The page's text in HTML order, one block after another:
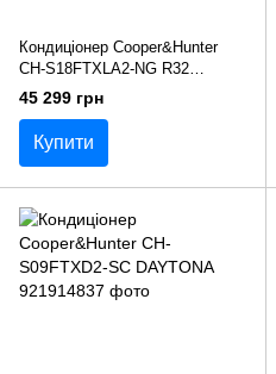
Кондиціонер Cooper&Hunter
CH-S18FTXLA2-NG R32
ARCTIC
45 299 грн
Купити